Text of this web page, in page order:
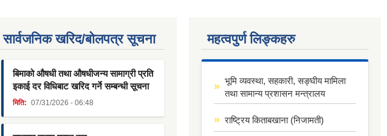
सार्वजनिक खरिद/बोलपत्र सूचना
बिमाको औषधी तथा औषधीजन्य सामाग्री प्रति
इकाई दर विधिबाट खरिद गर्ने सम्बन्धी सूचना
मिति: 07/31/2026 - 06:48
महत्वपुर्ण लिङ्कहरु
भूमि व्यवस्था, सहकारी, सङ्घीय मामिला
तथा सामान्य प्रशासन मन्त्रालय
राष्ट्रिय किताबखाना (निजामती)